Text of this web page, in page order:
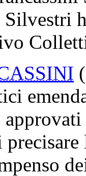
Silvestri